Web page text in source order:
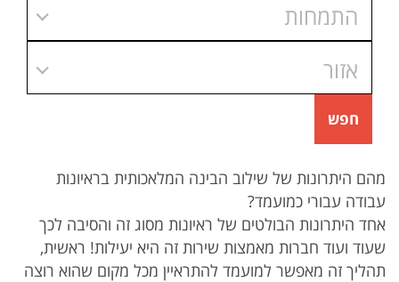
התמחות
אזור
חפש
מהם היתרונות של שילוב הבינה המלאכותית בראיונות
עבודה עבורי כמועמד?
אחד היתרונות הבולטים של ראיונות מסוג זה והסיבה לכך
שעוד ועוד חברות מאמצות שירות זה היא יעילות! ראשית,
תהליך זה מאפשר למועמד להתראיין מכל מקום שהוא רוצה